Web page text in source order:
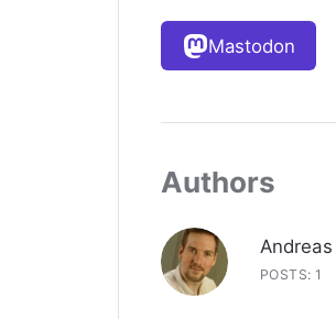
Mastodon
Authors
POSTS: 1